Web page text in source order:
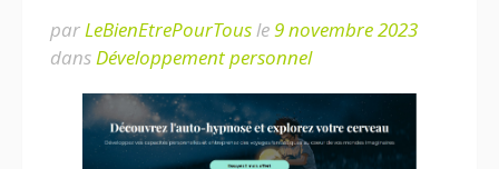
par LeBienEtrePourTous le9 novembre 2023
dans Développement personnel